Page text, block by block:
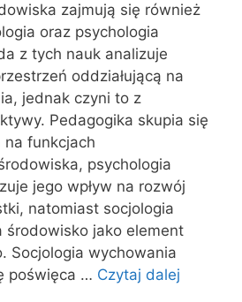
zajmują się również
oraz psychologia
z tych nauk analizuje
oddziałującą na
jednak czyni to z
Pedagogika skupia się
funkcjach
psychologia
jego wpływ na rozwój
natomiast socjologia
środowisko jako element
Socjologia wychowania
poświęca … Czytaj dalej